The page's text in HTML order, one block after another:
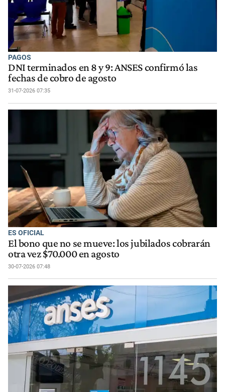
PAGOS
DNI terminados en 8 y 9: ANSES confirmó las
fechas de cobro de agosto
31-07-2026 07:35
ES OFICIAL
El bono que no se mueve: los jubilados cobrarán
otra vez $70.000 en agosto
30-07-2026 07:48